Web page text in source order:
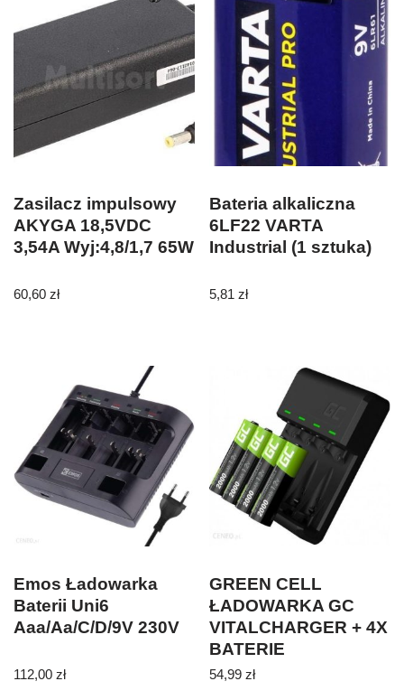
Zasilacz impulsowy
AKYGA 18,5VDC
3,54A Wyj:4,8/1,7 65W
60,60 zł
Bateria alkaliczna
6LF22 VARTA
Industrial (1 sztuka)
5,81zł
Emos Ładowarka
Baterii Uni6
Aaa/Aa/C/D/9V 230V
112,00 zł
GREEN CELL
ŁADOWARKA GC
VITALCHARGER + 4X
BATERIE
AKUMULATORKI AA
54,99zł